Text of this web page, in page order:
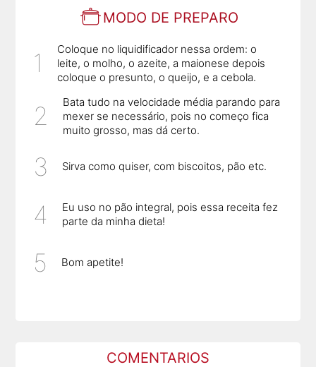
MODO DE PREPARO
Coloque no liquidificador nessa ordem: o
leite, o molho, o azeite, a maionese depois
coloque o presunto, o queijo, e a cebola.
Bata tudo na velocidade média parando para
mexer se necessário, pois no começo fica
muito grosso, mas dá certo.
Sirva como quiser, com biscoitos, pão etc.
Eu uso no pão integral, pois essa receita fez
parte da minha dieta!
Bom apetite!
COMENTARIOS